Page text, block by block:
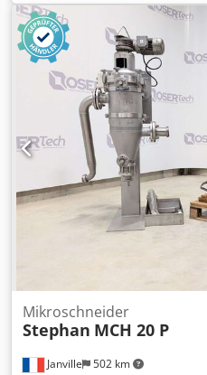
Janville 502 km
Mikroschneider
Stephan MCH 20 P